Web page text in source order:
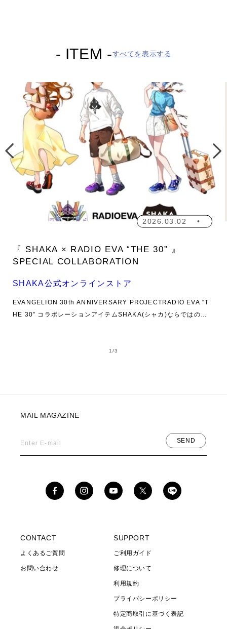
- ITEM -すべてを表示する
2026.03.02
『 SHAKA × RADIO EVA “THE 30” 』
SPECIAL COLLABORATION
SHAKA公式オンラインストア
EVANGELION 30th ANNIVERSARY PROJECTRADIO EVA “T
HE 30” コラボレーションアイテムSHAKA(シャカ)ならではのス
AT)』をベースに、踵ストラップを着脱式にしてスニサンとしても
ツサンダルの気軽で軽快な履き心地をスニーカーの安定感が融合
WAY』に『新世紀エヴァンゲリオン』の魂を宿した3つのコラボ
モデルが誕生。EVA-01(初号機)、EVA-00(零号機)、EVA- 02(弐
点で再構築することでタウンユースへと落とし込みました。注目
は『エヴァンゲリオン』の世界観をより強く感じさせる機体名を
感のあるコラボアイテムに仕上げました。■別注ポイント１：零号
機/初号機/弐号機の機体カラーをイメージしたフルカスタム２：踵
ストラップが取り外せる2WAY仕様３：踵ストラップのテープエ
ンドパーツと金具フックが蓄光により暗闇で光る特別仕様※蓄光
1/の
3
CONTACT
よくあるご質問
お問い合わせ
SUPPORT
ご利用ガイド
修理について
利用規約
プライバシーポリシー
特定商取引に基づく表記
MAIL MAGAZINE
Enter E-mail SEND
FacebookInstagramYouTubeX